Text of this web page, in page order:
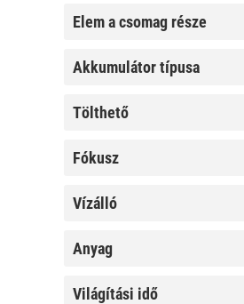
elem a
elem a csomag része
akkumulátor
akkumulátor típusa
tölthető
tölthető
fókusz
fókusz
vízálló
vízálló
anyag
anyag
világítási
világítási idő